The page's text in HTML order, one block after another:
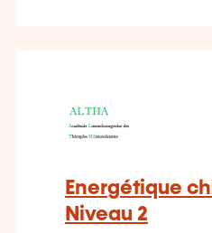
Energétique
Niveau 2